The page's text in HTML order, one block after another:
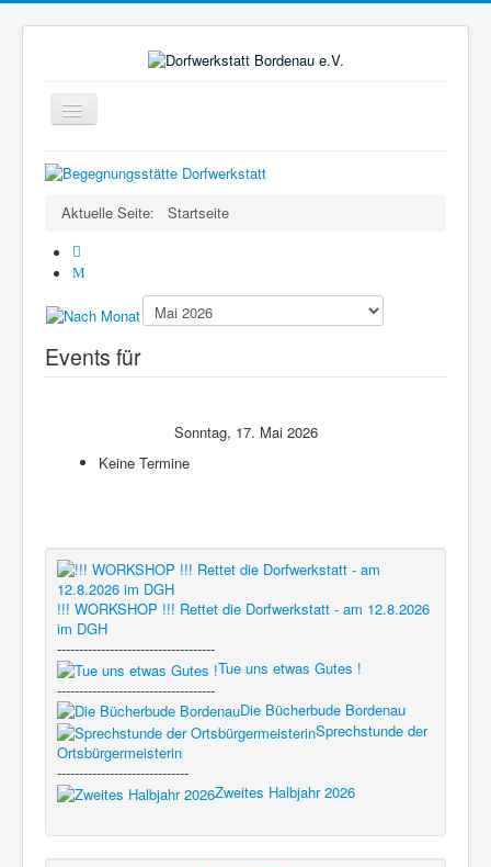
Navigation
an/aus
Startseite
Projekte
ColorMyLife
Förderer
Aktuelle Seite: Startseite
Events für
Sonntag, 17. Mai 2026
Keine Termine
!!! WORKSHOP !!! Rettet die Dorfwerkstatt - am 12.8.2026
im DGH
------------------------------------
Tue uns etwas Gutes !
------------------------------------
Die Bücherbude Bordenau
Sprechstunde der
Ortsbürgermeisterin
------------------------------
Zweites Halbjahr 2026